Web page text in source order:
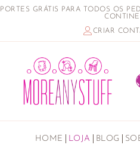
PORTES GRÁTIS PARA TODOS OS
CRIAR
HOME LOJA BLOG